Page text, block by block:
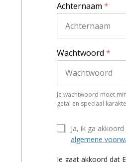
Achternaam *
Wachtwoord *
Je wachtwoord moet
getal en speciaal
Ja, ik ga
algemene
Je gaat akkoord dat